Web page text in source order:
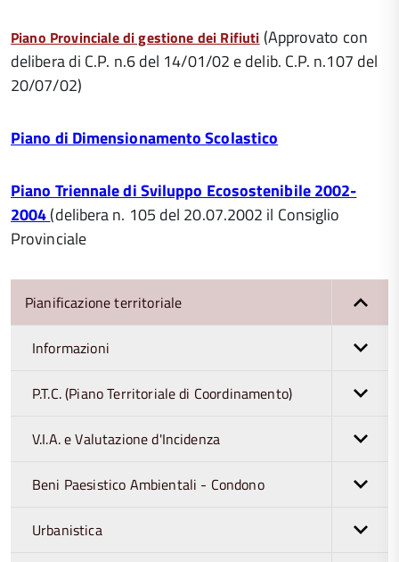
Piano Provinciale di gestione dei Rifiuti (Approvato con
delibera di C.P. n.6 del 14/01/02 e delib. C.P. n.107 del
20/07/02)
Piano di Dimensionamento Scolastico
Piano Triennale di Sviluppo Ecosostenibile 2002-
2004(delibera n. 105 del 20.07.2002 il Consiglio
Provinciale
Pianificazione territoriale
Informazioni
P.T.C. (Piano Territoriale di Coordinamento)
V.I.A. e Valutazione d'Incidenza
Beni Paesistico Ambientali - Condono
Urbanistica